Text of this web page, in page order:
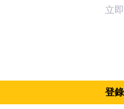
立
登